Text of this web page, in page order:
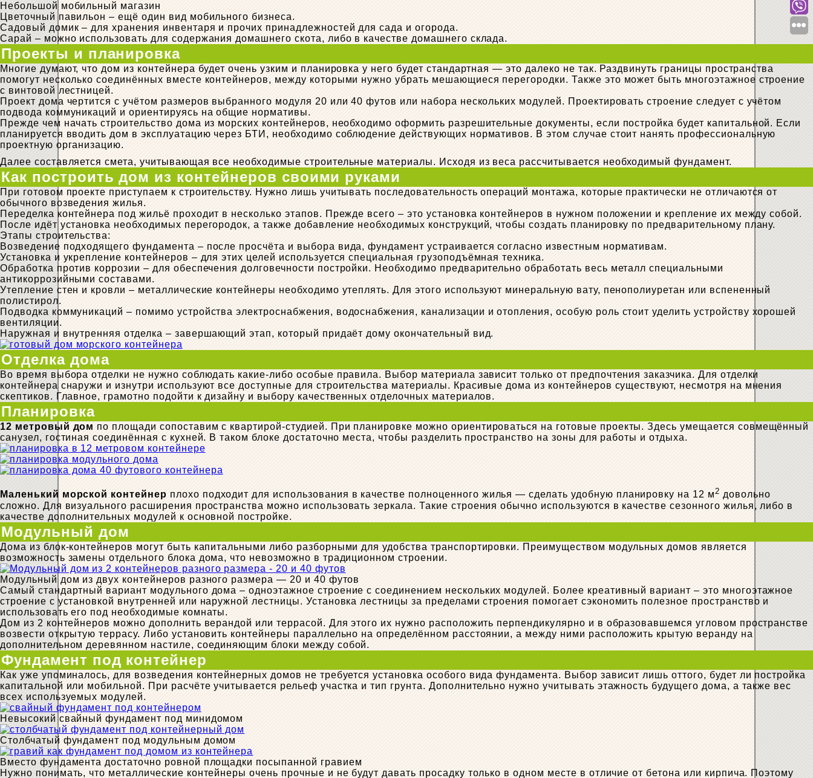
Небольшой мобильный магазин
Цветочный павильон – ещё один вид мобильного бизнеса.
Садовый домик – для хранения инвентаря и прочих принадлежностей для сада и огорода.
Сарай – можно использовать для содержания домашнего скота, либо в качестве домашнего склада.
Проекты и планировка
Многие думают, что дом из контейнера будет очень узким и планировка у него будет стандартная — это далеко не так. Раздвинуть границы пространства
помогут несколько соединённых вместе контейнеров, между которыми нужно убрать мешающиеся перегородки. Также это может быть многоэтажное строение
с винтовой лестницей.
Проект дома чертится с учётом размеров выбранного модуля 20 или 40 футов или набора нескольких модулей. Проектировать строение следует с учётом
подвода коммуникаций и ориентируясь на общие нормативы.
Прежде чем начать строительство дома из морских контейнеров, необходимо оформить разрешительные документы, если постройка будет капитальной. Если
планируется вводить дом в эксплуатацию через БТИ, необходимо соблюдение действующих нормативов. В этом случае стоит нанять профессиональную
проектную организацию.
Далее составляется смета, учитывающая все необходимые строительные материалы. Исходя из веса рассчитывается необходимый фундамент.
Как построить дом из контейнеров своими руками
При готовом проекте приступаем к строительству. Нужно лишь учитывать последовательность операций монтажа, которые практически не отличаются от
обычного возведения жилья.
Переделка контейнера под жильё проходит в несколько этапов. Прежде всего – это установка контейнеров в нужном положении и крепление их между собой.
После идёт установка необходимых перегородок, а также добавление необходимых конструкций, чтобы создать планировку по предварительному плану.
Этапы строительства:
Возведение подходящего фундамента – после просчёта и выбора вида, фундамент устраивается согласно известным нормативам.
Установка и укрепление контейнеров – для этих целей используется специальная грузоподъёмная техника.
Обработка против коррозии – для обеспечения долговечности постройки. Необходимо предварительно обработать весь металл специальными
антикоррозийными составами.
Утепление стен и кровли – металлические контейнеры необходимо утеплять. Для этого используют минеральную вату, пенополиуретан или вспененный
полистирол.
Подводка коммуникаций – помимо устройства электроснабжения, водоснабжения, канализации и отопления, особую роль стоит уделить устройству хорошей
вентиляции.
Наружная и внутренняя отделка – завершающий этап, который придаёт дому окончательный вид.
Отделка дома
Во время выбора отделки не нужно соблюдать какие-либо особые правила. Выбор материала зависит только от предпочтения заказчика. Для отделки
контейнера снаружи и изнутри используют все доступные для строительства материалы. Красивые дома из контейнеров существуют, несмотря на мнения
скептиков. Главное, грамотно подойти к дизайну и выбору качественных отделочных материалов.
Планировка
12 метровый дом по площади сопоставим с квартирой-студией. При планировке можно ориентироваться на готовые проекты. Здесь умещается совмещённый
санузел, гостиная соединённая с кухней. В таком блоке достаточно места, чтобы разделить пространство на зоны для работы и отдыха.
Маленький морской контейнер плохо подходит для использования в качестве полноценного жилья — сделать удобную планировку на 12 м2 довольно
сложно. Для визуального расширения пространства можно использовать зеркала. Такие строения обычно используются в качестве сезонного жилья, либо в
качестве дополнительных модулей к основной постройке.
Модульный дом
Дома из блок-контейнеров могут быть капитальными либо разборными для удобства транспортировки. Преимуществом модульных домов является
возможность замены отдельного блока дома, что невозможно в традиционном строении.
Модульный дом из двух контейнеров разного размера — 20 и 40 футов
Самый стандартный вариант модульного дома – одноэтажное строение с соединением нескольких модулей. Более креативный вариант – это многоэтажное
строение с установкой внутренней или наружной лестницы. Установка лестницы за пределами строения помогает сэкономить полезное пространство и
использовать его под необходимые комнаты.
Дом из 2 контейнеров можно дополнить верандой или террасой. Для этого их нужно расположить перпендикулярно и в образовавшемся угловом пространстве
возвести открытую террасу. Либо установить контейнеры параллельно на определённом расстоянии, а между ними расположить крытую веранду на
дополнительном деревянном настиле, соединяющим блоки между собой.
Фундамент под контейнер
Как уже упоминалось, для возведения контейнерных домов не требуется установка особого вида фундамента. Выбор зависит лишь оттого, будет ли постройка
капитальной или мобильной. При расчёте учитывается рельеф участка и тип грунта. Дополнительно нужно учитывать этажность будущего дома, а также вес
всех используемых модулей.
Невысокий свайный фундамент под минидомом
Столбчатый фундамент под модульным домом
Вместо фундамента достаточно ровной площадки посыпанной гравием
Нужно понимать, что металлические контейнеры очень прочные и не будут давать просадку только в одном месте в отличие от бетона или кирпича. Поэтому